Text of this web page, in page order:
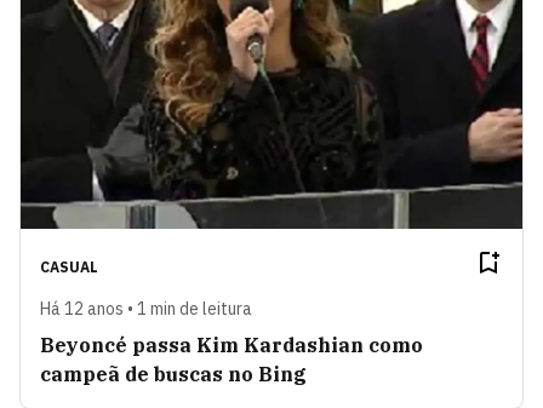
CASUAL
Há 12 anos • 1 min de leitura
Beyoncé passa Kim Kardashian como
campeã de buscas no Bing